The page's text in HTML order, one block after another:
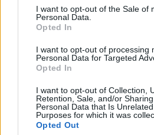
consent section.
I want to opt-out of the Sale of
Personal Data.
Opted In
I want to opt-out of processing
Personal Data for Targeted
Opted In
I want to opt-out of Collection,
Retention, Sale, and/or
Personal Data that Is
Purposes for which it was
Opted Out
partecipazione per il
Calangianus, allarme
minori, Albieri: “Episodi
Gallura, finti clienti
50mila nel resort